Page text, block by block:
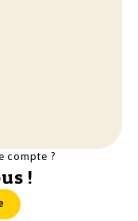
compte ?
!